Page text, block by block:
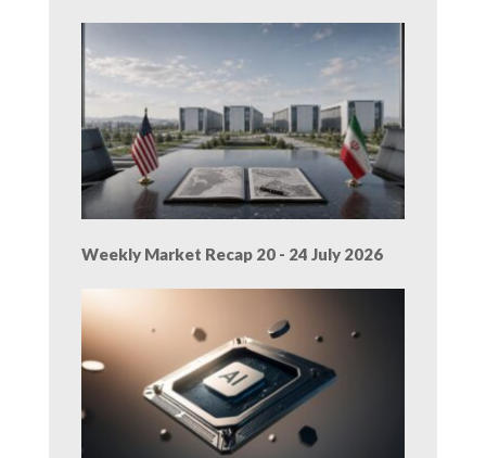
Weekly Market Recap 20 - 24 July 2026